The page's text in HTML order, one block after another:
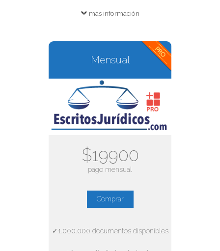
más información
Mensual
$19900
pago mensual
Comprar
✓1.000.000 documentos disponibles